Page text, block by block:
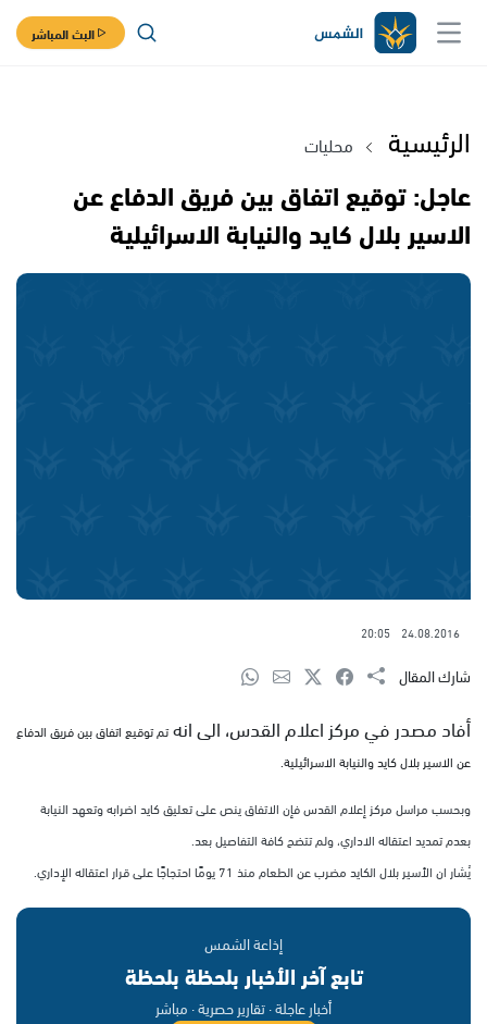
البث المباشر
الرئيسية محليات
عاجل: توقيع اتفاق بين فريق الدفاع عن
الاسير بلال كايد والنيابة الاسرائيلية
24.08.2016
20:05
شارك المقال
أفاد مصدر في مركز اعلام القدس، الى انهتم توقيع اتفاق بين فريق الدفاع
عن الاسير بلال كايد والنيابة الاسرائيلية.
وبحسب مراسل مركز إعلام القدس فإن الاتفاق ينص على تعليق كايد اضرابه وتعهد النيابة
بعدم تمديد اعتقاله الاداري، ولم تتضح كافة التفاصيل بعد.
يُشار ان الأسير بلال الكايد مضرب عن الطعام منذ 71 يومًا احتجاجًا على قرار اعتقاله الإداري.
إذاعة الشمس
تابع آخر الأخبار بلحظة بلحظة
أخبار عاجلة · تقارير حصرية · مباشر